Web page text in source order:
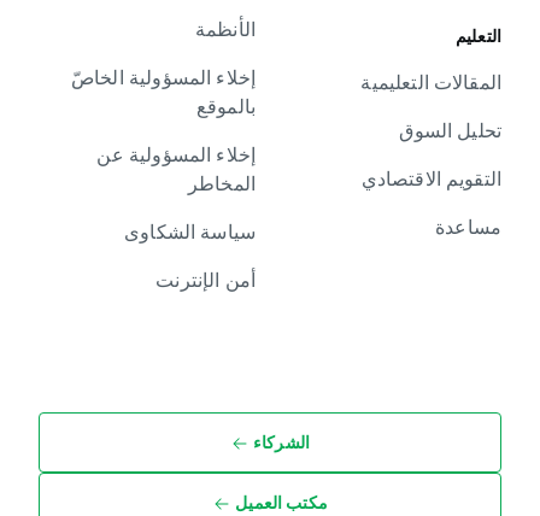
التعليم
المقالات التعليمية
تحليل السوق
التقويم الاقتصادي
مساعدة
الأنظمة
إخلاء المسؤولية الخاصّ
بالموقع
إخلاء المسؤولية عن
المخاطر
سياسة الشكاوى
أمن الإنترنت
الشركاء
مكتب العميل